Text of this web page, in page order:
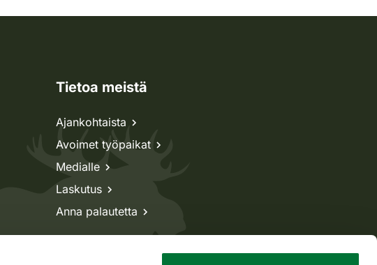
Tietoa meistä
Ajankohtaista
Avoimet työpaikat
Medialle
Laskutus
Anna palautetta